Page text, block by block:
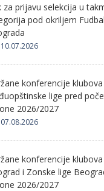
za prijavu selekcija u
pod okriljem
10.07.2026
konferencije
lige pred
2026/2027
07.08.2026
konferencije klubova
i Zonske lige
2026/2027